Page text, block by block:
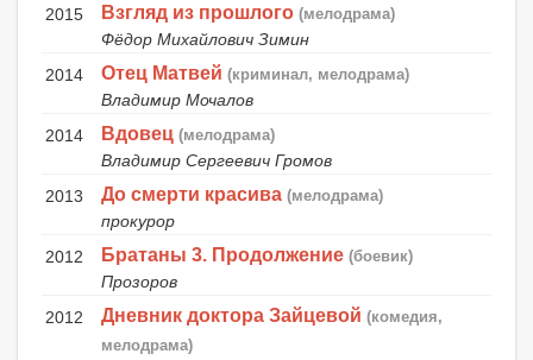
2015
Взгляд из прошлого (мелодрама)
Фёдор Михайлович Зимин
2014
Отец Матвей (криминал, мелодрама)
Владимир Мочалов
2014
Вдовец (мелодрама)
Владимир Сергеевич Громов
2013
До смерти красива (мелодрама)
прокурор
2012
Братаны 3. Продолжение (боевик)
Прозоров
2012
Дневник доктора Зайцевой (комедия,
мелодрама)